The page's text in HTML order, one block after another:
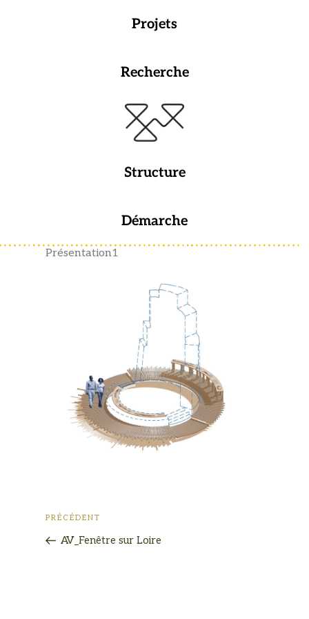
Projets
Recherche
Structure
Démarche
Présentation1
PRÉCÉDENT
AV_Fenêtre sur Loire